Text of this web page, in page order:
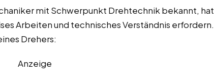
mit Schwerpunkt Drehtechnik bekannt, hat
Arbeiten und technisches Verständnis erfordern.
Drehers:
Anzeige